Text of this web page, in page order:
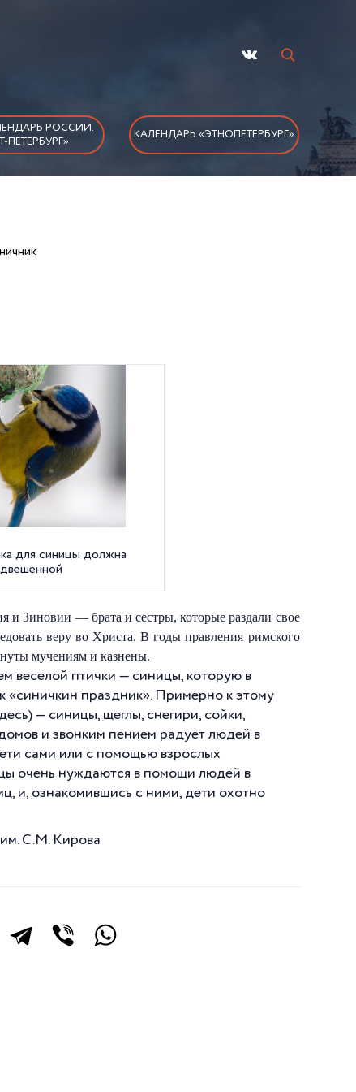
РОССИИ.
ПЕТЕРБУРГ»
КАЛЕНДАРЬ «ЭТНОПЕТЕРБУРГ»
для синицы должна
и Зиновии — брата и сестры, которые раздали свое
веру во Христа. В годы правления римского
мучениям и казнены.
веселой птички — синицы, которую в
«синичкин праздник». Примерно к этому
— синицы, щеглы, снегири, сойки,
и звонким пением радует людей в
сами или с помощью взрослых
очень нуждаются в помощи людей в
и, ознакомившись с ними, дети охотно
им. С.М. Кирова